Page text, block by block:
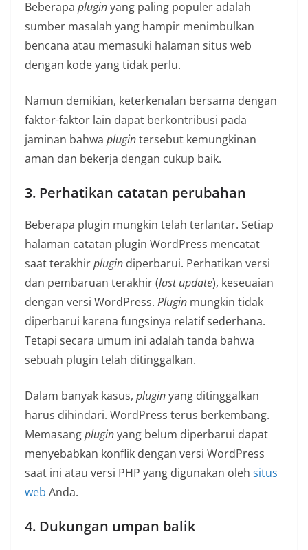
Beberapa pluginyang paling populer adalah
sumber masalah yang hampir menimbulkan
bencana atau memasuki halaman situs web
dengan kode yang tidak perlu.
Namun demikian, keterkenalan bersama dengan
faktor-faktor lain dapat berkontribusi pada
jaminan bahwa plugintersebut kemungkinan
aman dan bekerja dengan cukup baik.
3. Perhatikan catatan perubahan
Beberapa plugin mungkin telah terlantar. Setiap
halaman catatan plugin WordPress mencatat
saat terakhirplugin diperbarui. Perhatikan versi
dan pembaruan terakhir (last update), keseuaian
dengan versi WordPress. Plugin mungkin tidak
diperbarui karena fungsinya relatif sederhana.
Tetapi secara umum ini adalah tanda bahwa
sebuah plugin telah ditinggalkan.
Dalam banyak kasus, pluginyang ditinggalkan
harus dihindari. WordPress terus berkembang.
Memasangpluginyang belum diperbarui dapat
menyebabkan konflik dengan versi WordPress
saat ini atau versi PHP yang digunakan oleh situs
web Anda.
4. Dukungan umpan balik